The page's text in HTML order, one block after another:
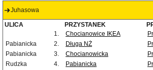
Juhasowa
ULICA PRZYSTANEK
1.
Chocianowice IKEA
Pabianicka
2. Długa NŻ
Pabianicka
3. Chocianowicka
Rudzka
4. Pabianicka